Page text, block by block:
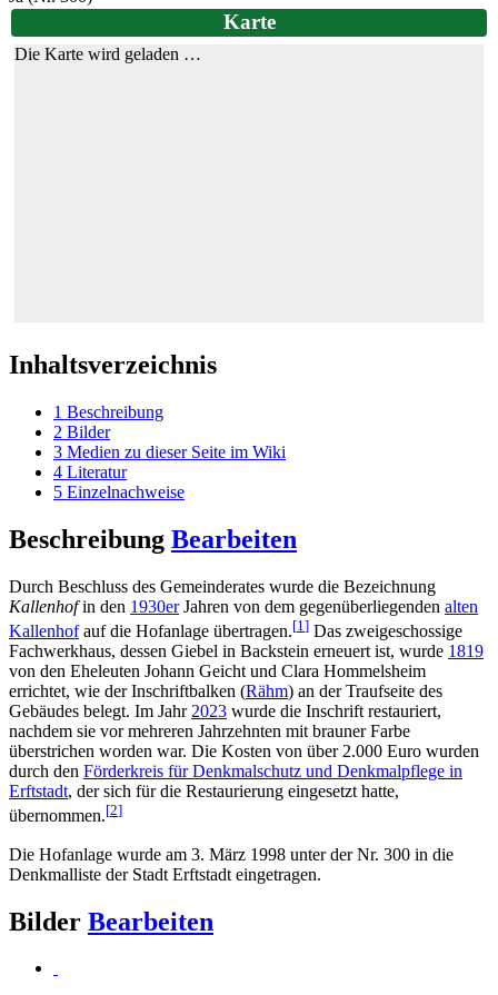
Karte
Die Karte wird geladen …
Inhaltsverzeichnis
1 Beschreibung
2 Bilder
3 Medien zu dieser Seite im Wiki
4 Literatur
5 Einzelnachweise
Beschreibung Bearbeiten
Durch Beschluss des Gemeinderates wurde die Bezeichnung
Kallenhofin den 1930erJahren von dem gegenüberliegenden alten
Kallenhofauf die Hofanlage übertragen.[1 ] Das zweigeschossige
Fachwerkhaus, dessen Giebel in Backstein erneuert ist, wurde 1819
von den Eheleuten Johann Geicht und Clara Hommelsheim
errichtet, wie der Inschriftbalken (Rähm) an der Traufseite des
Gebäudes belegt. Im Jahr 2023 wurde die Inschrift restauriert,
nachdem sie vor mehreren Jahrzehnten mit brauner Farbe
überstrichen worden war. Die Kosten von über 2.000 Euro wurden
durch den Förderkreis für Denkmalschutz und Denkmalpflege in
Erftstadt, der sich für die Restaurierung eingesetzt hatte,
übernommen.[2]
Die Hofanlage wurde am 3. März 1998 unter der Nr. 300 in die
Denkmalliste der Stadt Erftstadt eingetragen.
Bilder Bearbeiten